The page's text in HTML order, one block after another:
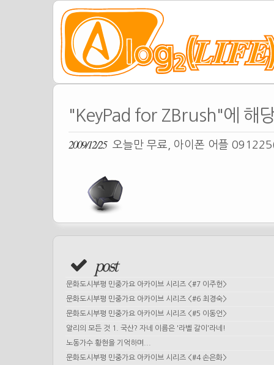
"KeyPad for ZBrush"에 해
2009/12/25 오늘만 무료, 아이폰 어플
post
문화도시부평 민중가요 아카이브 시리즈 <#7 이주헌>
문화도시부평 민중가요 아카이브 시리즈 <#6 최경숙>
문화도시부평 민중가요 아카이브 시리즈 <#5 이동언>
알리의 모든 것 1. 국산? 자네 이름은 '라벨 갈이'라네!
노동가수 황현을 기억하며...
문화도시부평 민중가요 아카이브 시리즈 <#4 손은화>